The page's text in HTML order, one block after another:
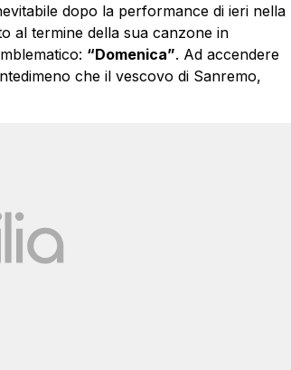
dopo la performance di ieri nella
al termine della sua canzone in
“Domenica”. Ad accendere
che il vescovo di Sanremo,